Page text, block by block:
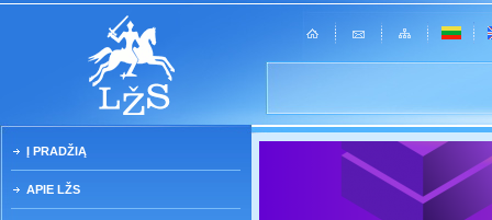
Į PRADŽIĄ
APIE LŽS